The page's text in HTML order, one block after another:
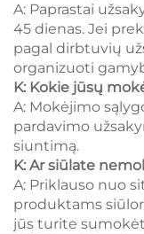
A: Paprastai
45 dienas. Jei
pagal dirbtuvių
organizuoti
K: Kokie jūsų
A: Mokėjimo
pardavimo
siuntimą.
K: Ar siūlate
A: Priklauso nuo
produktams
jūs turite